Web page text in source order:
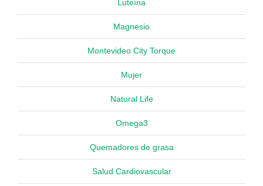
Luteína
Magnesio
Montevideo City Torque
Mujer
Natural Life
Omega3
Quemadores de grasa
Salud Cardiovascular